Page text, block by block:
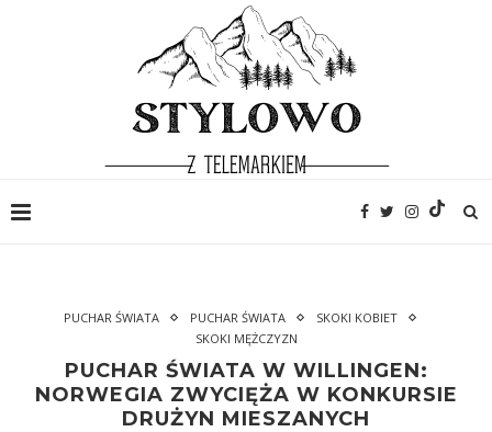
PUCHAR ŚWIATA PUCHAR ŚWIATA
SKOKI KOBIET
SKOKI MĘŻCZYZN
PUCHAR ŚWIATA W WILLINGEN:
NORWEGIA ZWYCIĘŻA W KONKURSIE
DRUŻYN MIESZANYCH